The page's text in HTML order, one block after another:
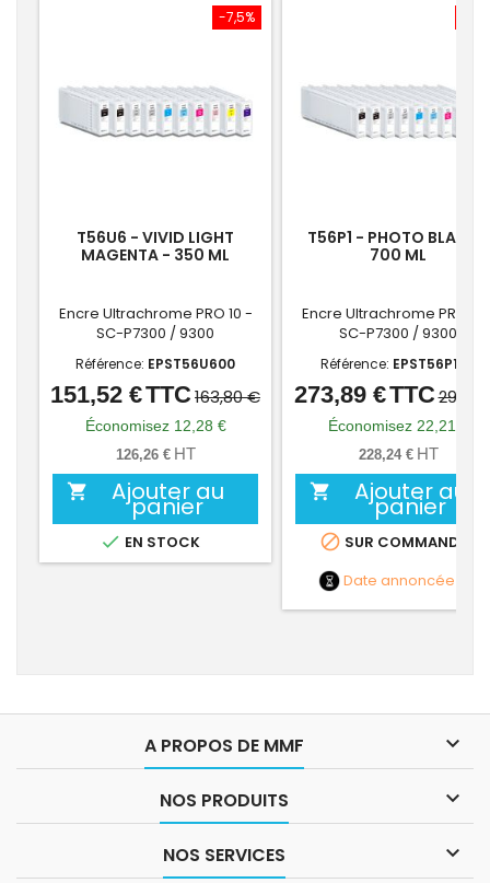
-7,5%
T56U6 - VIVID LIGHT
MAGENTA - 350 ML
Encre Ultrachrome PRO 10 -
SC-P7300 / 9300
Référence: EPST56U600
Prix
Prix
de
base
151,52 €TTC163,80 €
Économisez 12,28 €
126,26 € HT
 Ajouter au
panier
 EN STOCK
T56P1 - PHOTO BLACK -
700 ML
Encre Ultrachrome PRO 10
SC-P7300 / 9300
Référence: EPST56P100
Prix
Prix
de
base
273,89 €TTC
Économisez 22,21 €
228,24 € HT
 Ajouter au
panier
 SUR COMMANDE
Date annoncée
A PROPOS DE MMF 
NOS PRODUITS 
NOS SERVICES 